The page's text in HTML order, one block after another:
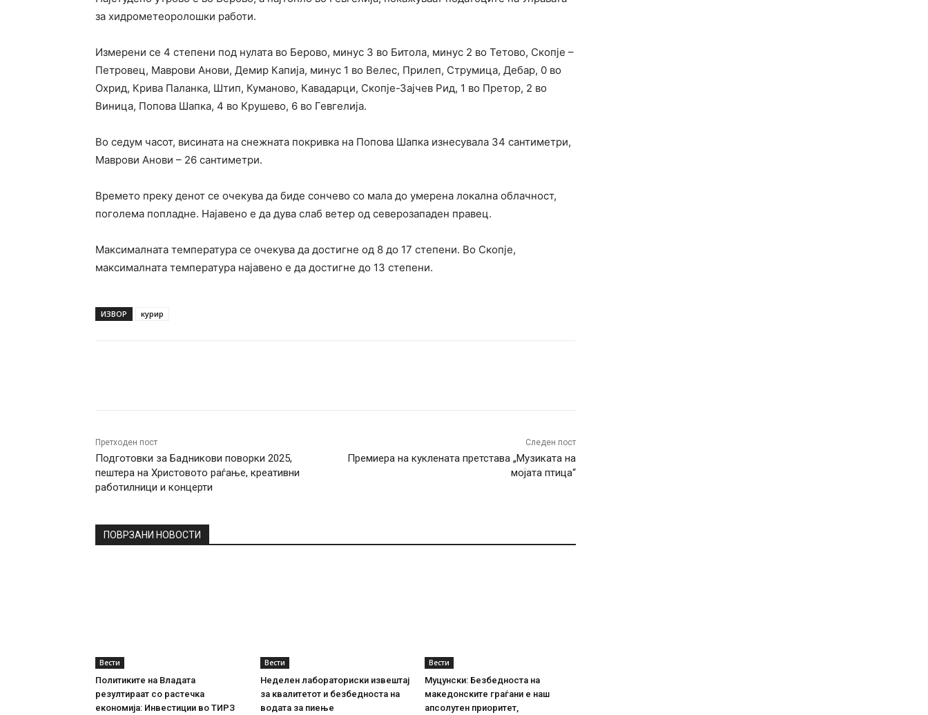
за хидрометеоролошки работи.
Измерени се 4 степени под нулата во Берово, минус 3 во Битола, минус 2 во Тетово, Скопје –
Петровец, Маврови Анови, Демир Капија, минус 1 во Велес, Прилеп, Струмица, Дебар, 0 во
Охрид, Крива Паланка, Штип, Куманово, Кавадарци, Скопје-Зајчев Рид, 1 во Претор, 2 во
Виница, Попова Шапка, 4 во Крушево, 6 во Гевгелија.
Во седум часот, висината на снежната покривка на Попова Шапка изнесувала 34 сантиметри,
Маврови Анови – 26 сантиметри.
Времето преку денот се очекува да биде сончево со мала до умерена локална облачност,
поголема попладне. Најавено е да дува слаб ветер од северозападен правец.
Максималната температура се очекува да достигне од 8 до 17 степени. Во Скопје,
максималната температура најавено е да достигне до 13 степени.
ИЗВОР курир
Претходен пост
Подготовки за Бадникови поворки 2025,
пештера на Христовото раѓање, креативни
работилници и концерти
Следен пост
Премиера на куклената претстава „Музиката на
мојата птица“
ПОВРЗАНИ НОВОСТИ
Вести
Политиките на Владата
резултираат со растечка
економија: Инвестиции во ТИРЗ
Вести
Неделен лабораториски извештај
за квалитетот и безбедноста на
водата за пиење
Вести
Муцунски: Безбедноста на
македонските граѓани е наш
апсолутен приоритет,